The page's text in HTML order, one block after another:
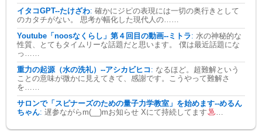
イタコGPT--たけざわ: 確かにジピの表現には一切の奥行きとして
のカタチがない。 思考が幅化した現代人の……
Youtube「noosなくらし」第４回目の動画--ミトラ: 水の神秘的な
性質、とてもタイムリーな話題だと思います。 僕は最近話題にな
っ……
重力の起源（水の洗礼）--アシカビヒコ : なるほど。超難解という
ことの意味が微かに見えてきて、感謝です。こうやって難解さ
を……
サロンで「スピナーズのための量子力学教室」を始めます--めるん
ちゃん: 遅参ながらm(__)mお知らせ Xにて持続してます …